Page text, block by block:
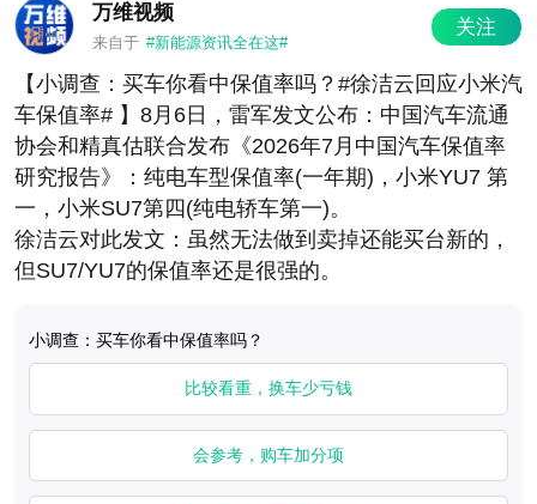
万维视频
来自于 #新能源资讯全在这#
关注
【小调查：买车你看中保值率吗？#徐洁云回应小米汽
车保值率# 】8月6日，雷军发文公布：中国汽车流通
协会和精真估联合发布《2026年7月中国汽车保值率
研究报告》：纯电车型保值率(一年期)，小米YU7 第
一，小米SU7第四(纯电轿车第一)。
徐洁云对此发文：虽然无法做到卖掉还能买台新的，
但SU7/YU7的保值率还是很强的。
小调查：买车你看中保值率吗？
比较看重，换车少亏钱
会参考，购车加分项